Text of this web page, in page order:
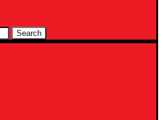
Search